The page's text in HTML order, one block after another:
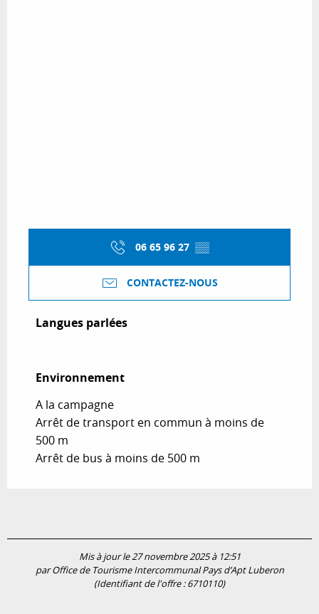
06 65 96 27 ▒▒
CONTACTEZ-NOUS
Langues parlées
Langues parlées
Environnement
Environnement
A la campagne
Arrêt de transport en commun à moins de
500 m
Arrêt de bus à moins de 500 m
Mis à jour le 27 novembre 2025 à 12:51
par Office de Tourisme Intercommunal Pays d’Apt Luberon
(Identifiant de l'offre :6710110)